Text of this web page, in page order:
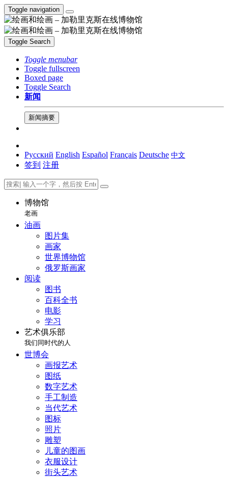
Toggle navigation
Toggle Search
Toggle menubar
Toggle fullscreen
Boxed page
Toggle Search
新闻
新闻摘要
Русский English Español Français Deutsche 中文
签到 注册
博物馆
老画
油画
图片集
画家
世界博物馆
俄罗斯画家
阅读
图书
百科全书
电影
学习
艺术俱乐部
我们同时代的人
世博会
画报艺术
图纸
数字艺术
手工制造
当代艺术
图标
照片
雕塑
儿童的图画
衣服设计
街头艺术